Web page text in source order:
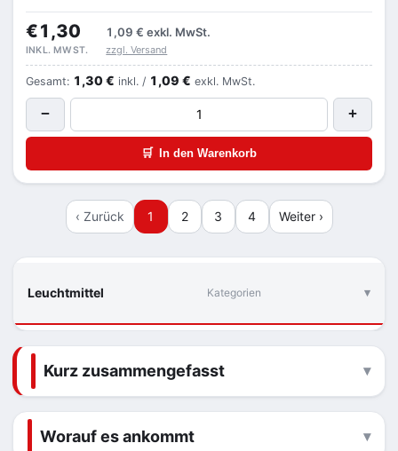
Leuchtmittel Kategorien
€1,30 1,09 € exkl. MwSt.
INKL. MWST. zzgl. Versand
Gesamt: 1,30 € inkl. / 1,09 € exkl. MwSt.
− +
🛒 In den Warenkorb
‹ Zurück 1 2 3 4 Weiter ›
Kurz zusammengefasst
Worauf es ankommt